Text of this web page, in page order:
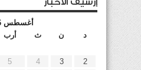
أغسطس 2026
د
ن ث أرب
2
3
4
5